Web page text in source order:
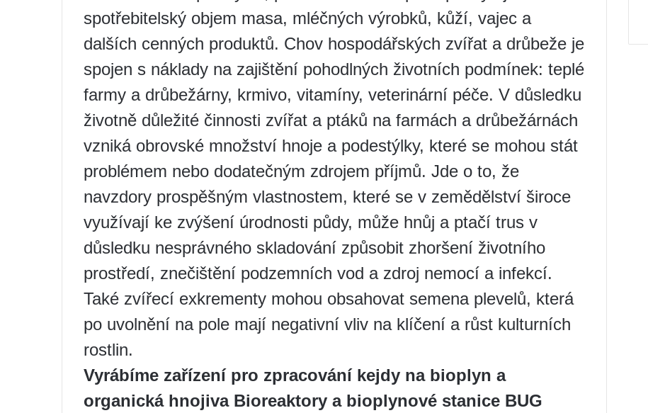
spotřebitelský objem masa, mléčných výrobků, kůží, vajec a
dalších cenných produktů. Chov hospodářských zvířat a drůbeže je
spojen s náklady na zajištění pohodlných životních podmínek: teplé
farmy a drůbežárny, krmivo, vitamíny, veterinární péče. V důsledku
životně důležité činnosti zvířat a ptáků na farmách a drůbežárnách
vzniká obrovské množství hnoje a podestýlky, které se mohou stát
problémem nebo dodatečným zdrojem příjmů. Jde o to, že
navzdory prospěšným vlastnostem, které se v zemědělství široce
využívají ke zvýšení úrodnosti půdy, může hnůj a ptačí trus v
důsledku nesprávného skladování způsobit zhoršení životního
prostředí, znečištění podzemních vod a zdroj nemocí a infekcí.
Také zvířecí exkrementy mohou obsahovat semena plevelů, která
po uvolnění na pole mají negativní vliv na klíčení a růst kulturních
rostlin.
Vyrábíme zařízení pro zpracování kejdy na bioplyn a
organická hnojiva Bioreaktory a bioplynové stanice BUG